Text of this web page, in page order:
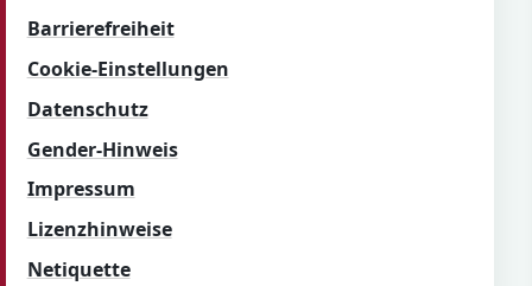
Barrierefreiheit
Cookie-Einstellungen
Datenschutz
Gender-Hinweis
Impressum
Lizenzhinweise
Netiquette